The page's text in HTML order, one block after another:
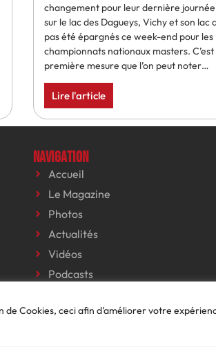
de Cookies, ceci afin d'améliorer votre
changement pour leur dernière
sur le lac des Dagueys, Vichy et son lac
pas été épargnés ce week-end pour les
championnats nationaux masters.
première mesure que l’on peut noter…
Lire l'article
Navigation
Accueil
Le Magazine
Photos
Actualités
Vidéos
Podcasts